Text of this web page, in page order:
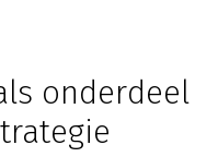
onderdeel